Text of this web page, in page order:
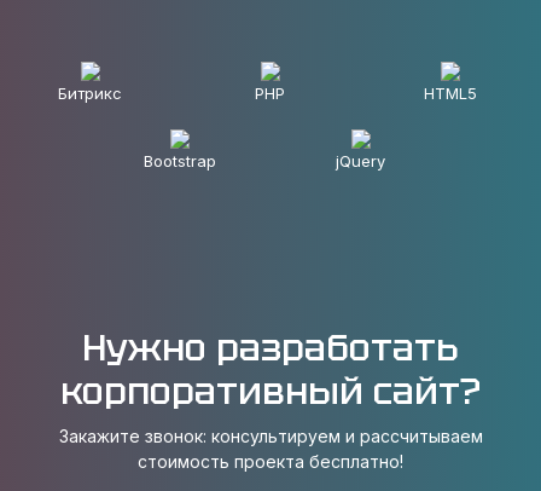
Битрикс PHP HTML5
Bootstrap jQuery
Нужно разработать
корпоративный сайт?
Закажите звонок: консультируем и рассчитываем
стоимость проекта бесплатно!